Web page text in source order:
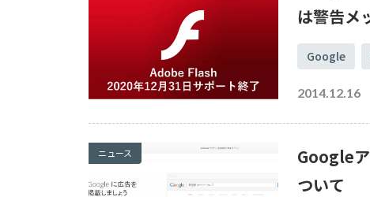
は警告メ
Google
2014.12.16
ニュース
Google
ついて